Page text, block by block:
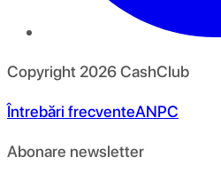
Copyright 2026CashClub
Întrebări frecventeANPC
Abonare newsletter